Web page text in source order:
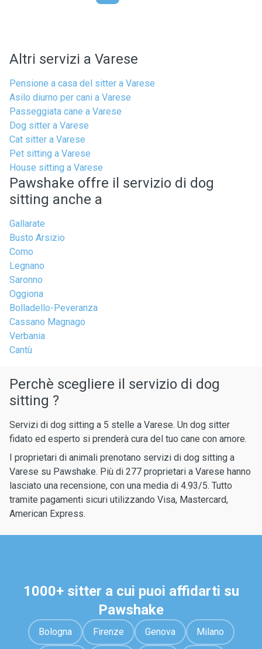
Altri servizi a Varese
Pensione a casa del sitter a Varese
Asilo diurno per cani a Varese
Passeggiata cane a Varese
Dog sitter a Varese
Cat sitter a Varese
Pet sitting a Varese
House sitting a Varese
Pawshake offre il servizio di dog
sitting anche a
Gallarate
Busto Arsizio
Como
Legnano
Saronno
Oggiona
Bolladello-Peveranza
Cassano Magnago
Verbania
Cantù
Perchè scegliere il servizio di dog
sitting ?
Servizi di dog sitting a 5 stelle a Varese. Un dog sitter
fidato ed esperto si prenderà cura del tuo cane con amore.
I proprietari di animali prenotano servizi di dog sitting a
Varese su Pawshake. Più di 277 proprietari a Varese hanno
lasciato una recensione, con una media di 4.93/5. Tutto
tramite pagamenti sicuri utilizzando Visa, Mastercard,
American Express.
1000+ sitter a cui puoi affidarti su
Pawshake
Bologna Firenze Genova Milano